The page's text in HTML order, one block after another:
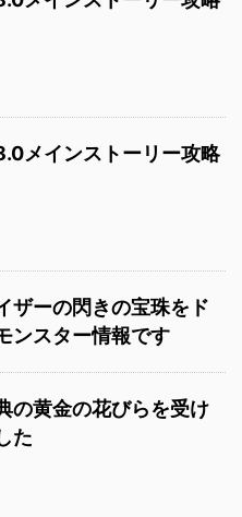
メインストーリー攻略
ザーの閃きの宝珠をド
ンスター情報です
の黄金の花びらを受け
た